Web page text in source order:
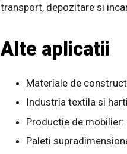
transport, depozitare si
Alte aplicatii
Materiale de
Industria textila si
Productie de
Paleti